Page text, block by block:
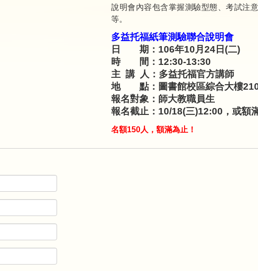
說明會內容包含掌握測驗型態、考試注
等。
多益托福紙筆測驗聯合說明會
日 期：106年10月24日(二)
時 間：12:30-13:30
主 講 人：多益托福官方講師
地 點：圖書館校區綜合大樓
報名對象：師大教職員生
報名截止：10/18(三)12:00，或額
名額150人，額滿為止！